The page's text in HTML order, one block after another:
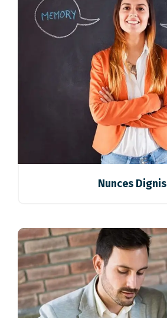
Nunces Dignis